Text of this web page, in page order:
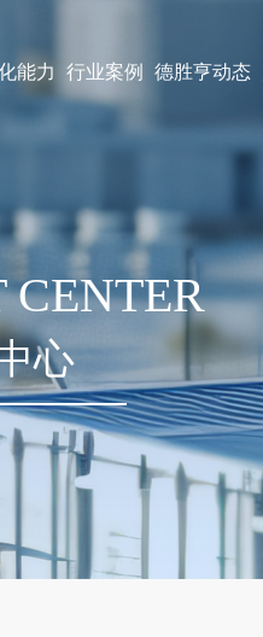
能力 行业案例 德胜亨动态
CENTER
心